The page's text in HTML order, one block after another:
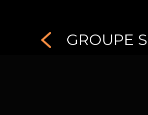
GROUPE